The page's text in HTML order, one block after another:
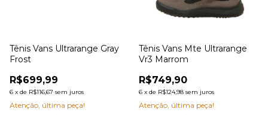
Tênis Vans Ultrarange Gray
Frost
R$699,99
6 x de R$116,67 sem juros
Atenção, última peça!
Tênis Vans Mte Ultrarange
Vr3 Marrom
R$749,90
6 x de R$124,98 sem juros
Atenção, última peça!